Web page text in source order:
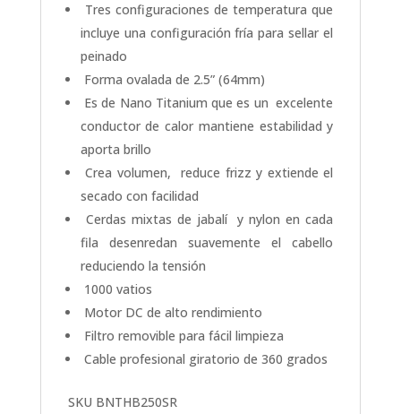
Tres configuraciones de temperatura que
incluye una configuración fría para sellar el
peinado
Forma ovalada de 2.5” (64mm)
Es de Nano Titanium que es un excelente
conductor de calor mantiene estabilidad y
aporta brillo
Crea volumen, reduce frizz y extiende el
secado con facilidad
Cerdas mixtas de jabalí y nylon en cada
fila desenredan suavemente el cabello
reduciendo la tensión
1000 vatios
Motor DC de alto rendimiento
Filtro removible para fácil limpieza
Cable profesional giratorio de 360 grados
SKU BNTHB250SR